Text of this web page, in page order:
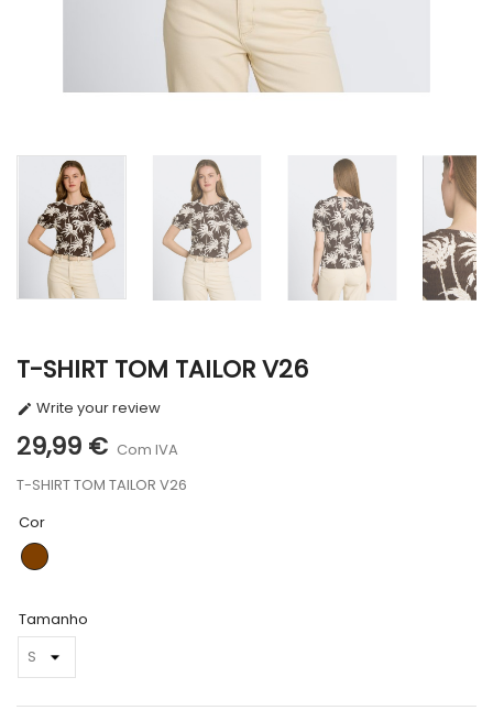
T-SHIRT TOM TAILOR V26
 Write your review
29,99 € Com IVA
T-SHIRT TOM TAILOR V26
Cor
CASTANHO
Tamanho